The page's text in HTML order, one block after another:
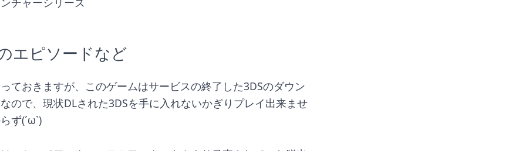
エピソードなど
ておきますが、このゲームはサービスの終了した3DSのダウン
ので、現状DLされた3DSを手に入れないかぎりプレイ出来ませ
ず(´ω`)